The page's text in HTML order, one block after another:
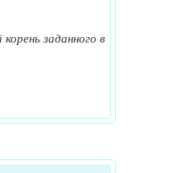
заданного в